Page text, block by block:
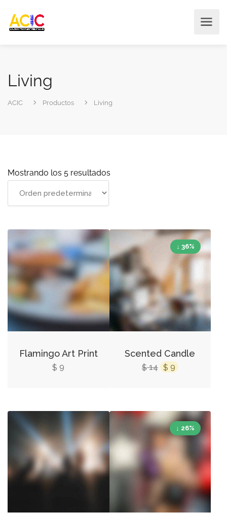
Living
ACIC Productos Living
Mostrando los 5 resultados
Flamingo Art Print
$ 9
↓ 36%
Scented Candle
$14 $ 9
↓ 26%